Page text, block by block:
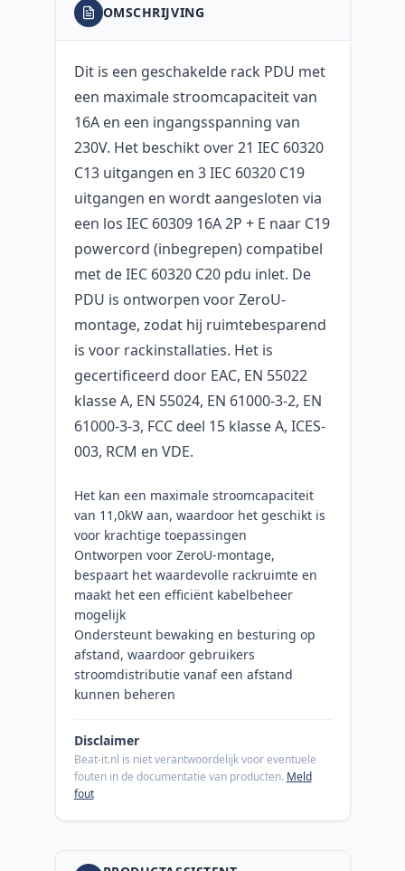
OMSCHRIJVING
Dit is een geschakelde rack PDU met
een maximale stroomcapaciteit van
16A en een ingangsspanning van
230V. Het beschikt over 21 IEC 60320
C13 uitgangen en 3 IEC 60320 C19
uitgangen en wordt aangesloten via
een los IEC 60309 16A 2P + E naar C19
powercord (inbegrepen) compatibel
met de IEC 60320 C20 pdu inlet. De
PDU is ontworpen voor ZeroU-
montage, zodat hij ruimtebesparend
is voor rackinstallaties. Het is
gecertificeerd door EAC, EN 55022
klasse A, EN 55024, EN 61000-3-2, EN
61000-3-3, FCC deel 15 klasse A, ICES-
003, RCM en VDE.
Het kan een maximale stroomcapaciteit
van 11,0kW aan, waardoor het geschikt is
voor krachtige toepassingen
Ontworpen voor ZeroU-montage,
bespaart het waardevolle rackruimte en
maakt het een efficiënt kabelbeheer
mogelijk
Ondersteunt bewaking en besturing op
afstand, waardoor gebruikers
stroomdistributie vanaf een afstand
kunnen beheren
Disclaimer
Beat-it.nl is niet verantwoordelijk voor eventuele
fouten in de documentatie van producten. Meld
fout